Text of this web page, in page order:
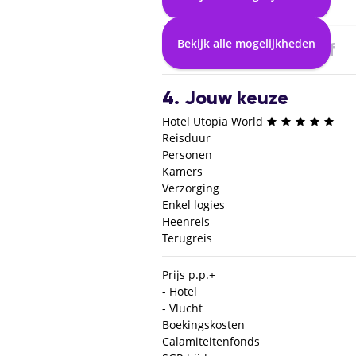
3. Selecteer verblijf
Bekijk alle mogelijkheden
4. Jouw keuze
Hotel Utopia World
Reisduur
Personen
Kamers
Verzorging
Enkel logies
Heenreis
Terugreis
Prijs p.p.+
- Hotel
- Vlucht
Boekingskosten
Calamiteitenfonds